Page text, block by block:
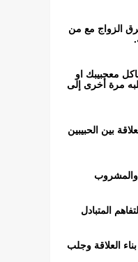
الزواج مع من
معحبيبك او
مرة أخرى إلى
بين الحبيبين
والمشروب
المتبادل
العلاقة وجلب